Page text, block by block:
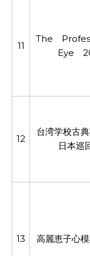
11
The
Eye
12
台湾学校古
日本巡
13 高麗恵子心